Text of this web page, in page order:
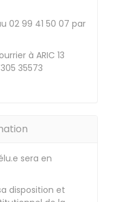
02 99 41 50 07 par
à ARIC 13
35573
sera en
disposition et